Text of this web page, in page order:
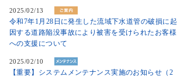
2025/02/13
令和7年1月28日に発生した流域下水道管の破損に起
因する道路陥没事故により被害を受けられたお客様
への支援について
2025/02/10
【重要】システムメンテナンス実施のお知らせ（2